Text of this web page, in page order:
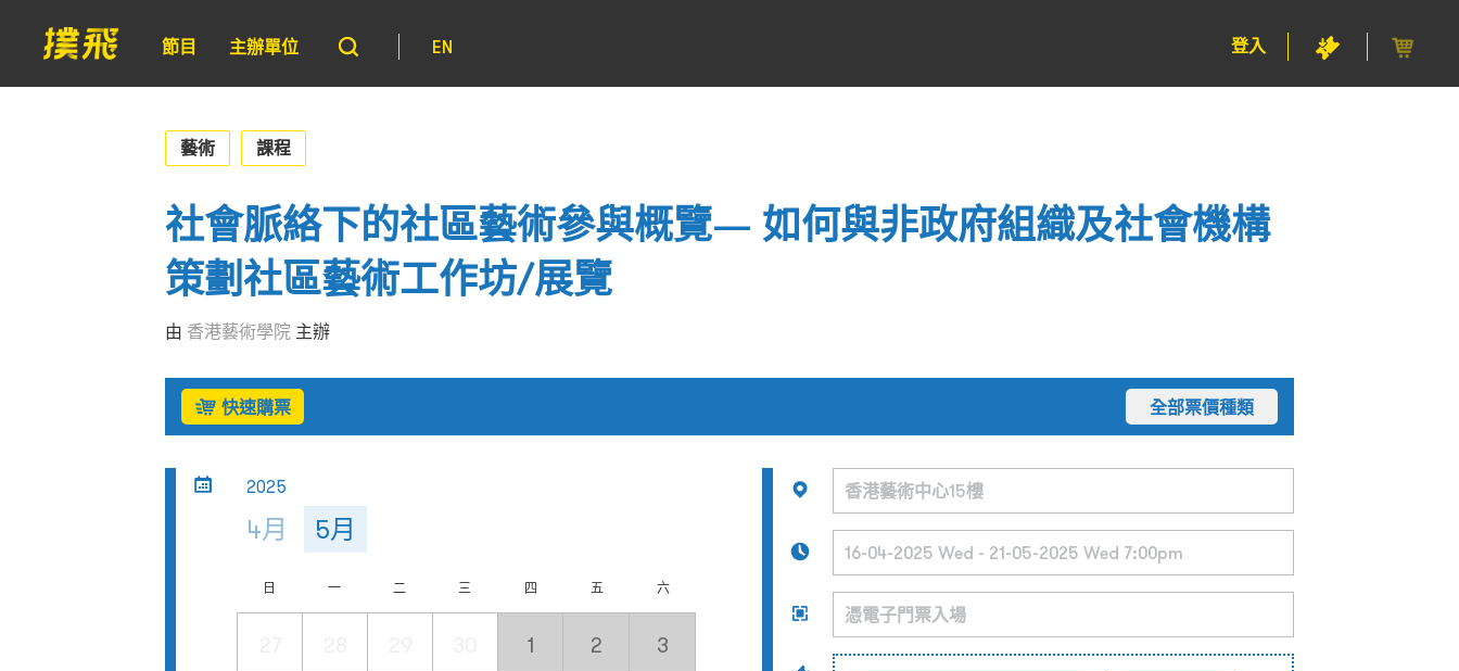
節目 主辦單位 EN 登入
藝術 課程
社會脈絡下的社區藝術參與概覽— 如何與非政府組織及社會機構
策劃社區藝術工作坊/展覽
由 香港藝術學院 主辦
快速購票 全部票價種類
2025
4月 5月
日 一 二 三 四 五 六
1 2 3